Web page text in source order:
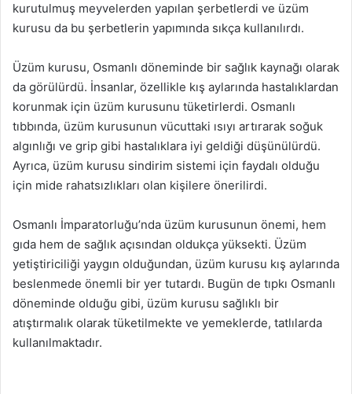
kurutulmuş meyvelerden yapılan şerbetlerdi ve üzüm
kurusu da bu şerbetlerin yapımında sıkça kullanılırdı.
Üzüm kurusu, Osmanlı döneminde bir sağlık kaynağı olarak
da görülürdü. İnsanlar, özellikle kış aylarında hastalıklardan
korunmak için üzüm kurusunu tüketirlerdi. Osmanlı
tıbbında, üzüm kurusunun vücuttaki ısıyı artırarak soğuk
algınlığı ve grip gibi hastalıklara iyi geldiği düşünülürdü.
Ayrıca, üzüm kurusu sindirim sistemi için faydalı olduğu
için mide rahatsızlıkları olan kişilere önerilirdi.
Osmanlı İmparatorluğu’nda üzüm kurusunun önemi, hem
gıda hem de sağlık açısından oldukça yüksekti. Üzüm
yetiştiriciliği yaygın olduğundan, üzüm kurusu kış aylarında
beslenmede önemli bir yer tutardı. Bugün de tıpkı Osmanlı
döneminde olduğu gibi, üzüm kurusu sağlıklı bir
atıştırmalık olarak tüketilmekte ve yemeklerde, tatlılarda
kullanılmaktadır.